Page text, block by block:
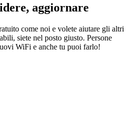
aggiornare
come noi e volete aiutare gli altri
siete nel posto giusto. Persone
WiFi e anche tu puoi farlo!